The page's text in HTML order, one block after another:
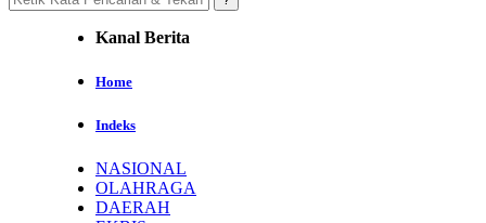
Kanal Berita
Home
Indeks
NASIONAL
OLAHRAGA
DAERAH